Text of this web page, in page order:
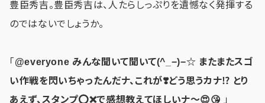
豊臣秀吉。豊臣秀吉は、人たらしっぷりを遺憾なく発揮する
のではないでしょうか。
「 @everyone みんな聞いて聞いて(^_−)−☆ またまたスゴ
い作戦を閃いちゃったんだナ、これが❣️どう思うカナ⁉️ とり
あえず、スタンプ⭕❌で感想教えてほしいナ〜😍😘 」